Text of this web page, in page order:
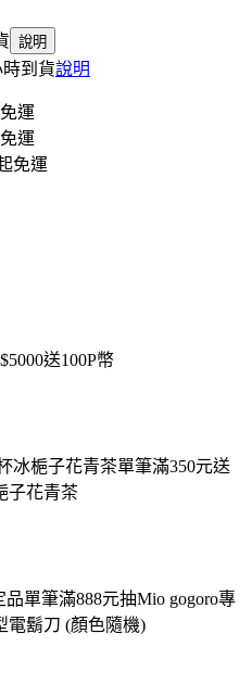
說明
時到貨說明
運
運
免運
送100P幣
冰梔子花青茶單筆滿350元送
子花青茶
品單筆滿888元抽Mio gogoro專
電鬍刀 (顏色隨機)